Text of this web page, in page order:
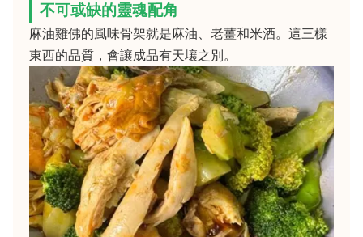
不可或缺的靈魂配角
麻油雞佛的風味骨架就是麻油、老薑和米酒。這三樣
東西的品質，會讓成品有天壤之別。